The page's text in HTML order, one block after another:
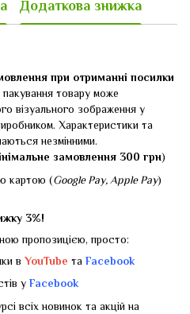
Додаткова знижка
при отриманні посилки
товару може
візуального зображення у
Характеристики та
незмінними.
замовлення 300 грн)
картою (Google Pay, Apple Pay)
3%!
пропозицією, просто:
вYouTube та Facebook
у Facebook
всіх новинок та акцій на